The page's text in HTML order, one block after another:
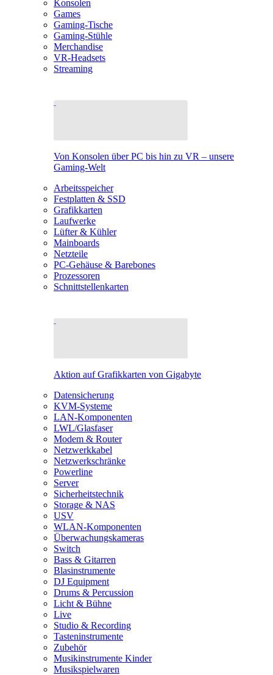
Konsolen
Games
Gaming-Tische
Gaming-Stühle
Merchandise
VR-Headsets
Streaming
Von Konsolen über PC bis hin zu VR – unsere
Gaming-Welt
Arbeitsspeicher
Festplatten & SSD
Grafikkarten
Laufwerke
Lüfter & Kühler
Mainboards
Netzteile
PC-Gehäuse & Barebones
Prozessoren
Schnittstellenkarten
Aktion auf Grafikkarten von Gigabyte
Datensicherung
KVM-Systeme
LAN-Komponenten
LWL/Glasfaser
Modem & Router
Netzwerkkabel
Netzwerkschränke
Powerline
Server
Sicherheitstechnik
Storage & NAS
USV
WLAN-Komponenten
Überwachungskameras
Switch
Bass & Gitarren
Blasinstrumente
DJ Equipment
Drums & Percussion
Licht & Bühne
Live
Studio & Recording
Tasteninstrumente
Zubehör
Musikinstrumente Kinder
Musikspielwaren